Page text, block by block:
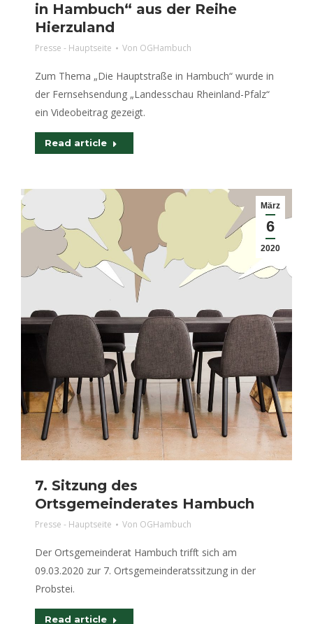
in Hambuch“ aus der Reihe
Hierzuland
Presse - Hauptseite Von OGHambuch
Zum Thema „Die Hauptstraße in Hambuch“ wurde in
der Fernsehsendung „Landesschau Rheinland-Pfalz“
ein Videobeitrag gezeigt.
Read article
März
6
2020
7. Sitzung des
Ortsgemeinderates Hambuch
Presse - Hauptseite Von OGHambuch
Der Ortsgemeinderat Hambuch trifft sich am
09.03.2020 zur 7. Ortsgemeinderatssitzung in der
Probstei.
Read article